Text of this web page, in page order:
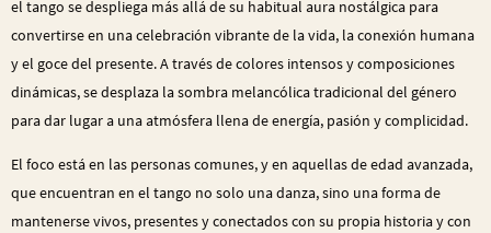
el tango se despliega más allá de su habitual aura nostálgica para
convertirse en una celebración vibrante de la vida, la conexión humana
y el goce del presente. A través de colores intensos y composiciones
dinámicas, se desplaza la sombra melancólica tradicional del género
para dar lugar a una atmósfera llena de energía, pasión y complicidad.
El foco está en las personas comunes, y en aquellas de edad avanzada,
que encuentran en el tango no solo una danza, sino una forma de
mantenerse vivos, presentes y conectados con su propia historia y con